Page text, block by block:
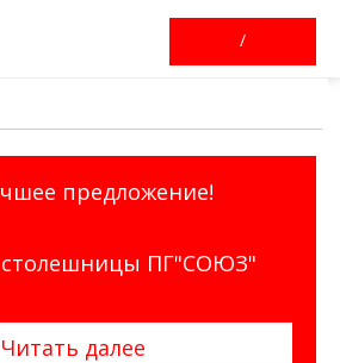
/
предложение!
столешницы ПГ"СОЮЗ"
Читать далее